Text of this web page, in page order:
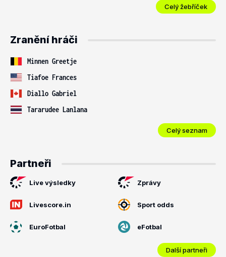
Celý žebříček
Zranění hráči
Minnen Greetje
Tiafoe Frances
Diallo Gabriel
Tararudee Lanlana
Celý seznam
Partneři
Live výsledky Zprávy
Livescore.in Sport odds
EuroFotbal eFotbal
Další partneři